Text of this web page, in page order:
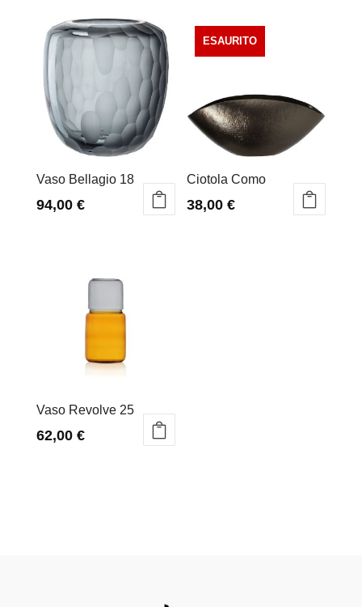
Vaso Bellagio 18
94,00 €
Ciotola Como
38,00€
Vaso Revolve 25
62,00 €